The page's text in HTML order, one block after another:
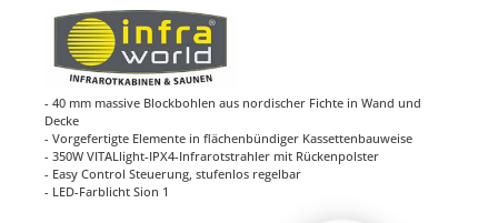
- 40 mm massive Blockbohlen aus nordischer Fichte in Wand und
Decke
- Vorgefertigte Elemente in flächenbündiger Kassettenbauweise
- 350W VITALlight-IPX4-Infrarotstrahler mit Rückenpolster
- Easy Control Steuerung, stufenlos regelbar
- LED-Farblicht Sion 1